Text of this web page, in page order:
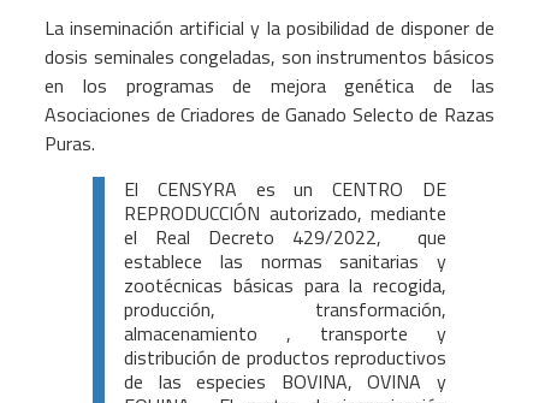
La inseminación artificial y la posibilidad de disponer de
dosis seminales congeladas, son instrumentos básicos
en los programas de mejora genética de las
Asociaciones de Criadores de Ganado Selecto de Razas
Puras.
El CENSYRA es un CENTRO DE
REPRODUCCIÓN autorizado, mediante
el Real Decreto 429/2022, que
establece las normas sanitarias y
zootécnicas básicas para la recogida,
producción, transformación,
almacenamiento , transporte y
distribución de productos reproductivos
de las especies BOVINA, OVINA y